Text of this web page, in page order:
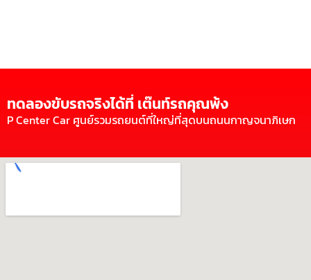
ทดลองขับรถจริงได้ที่ เต๊นท์รถคุณพ้ง
P Center Car ศูนย์รวมรถยนต์ที่ใหญ่ที่สุดบนถนนกาญจนาภิเษก